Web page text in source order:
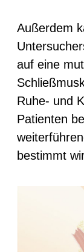
Außerdem
auf eine
Ruhe- und
Patienten
bestimmt